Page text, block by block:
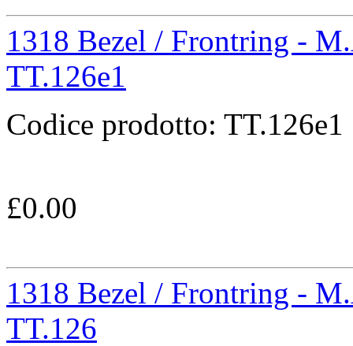
1318 Bezel / Frontring -
TT.126e1
Codice prodotto: TT.126e1
£0.00
1318 Bezel / Frontring -
TT.126